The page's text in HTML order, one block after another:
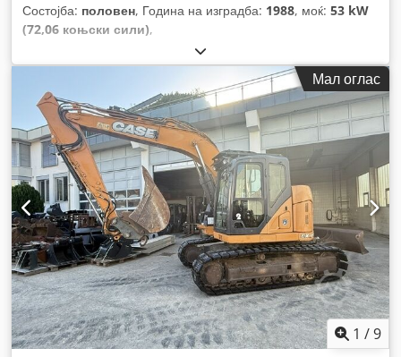
Состојба: половен, Година на изградба: 1988, моќ: 53 kW
(72,06 коњски сили),
Мал оглас
1 /9